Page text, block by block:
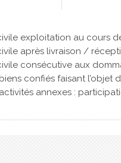
exploitation au cours
après livraison /
consécutive aux
confiés faisant l’objet
annexes :